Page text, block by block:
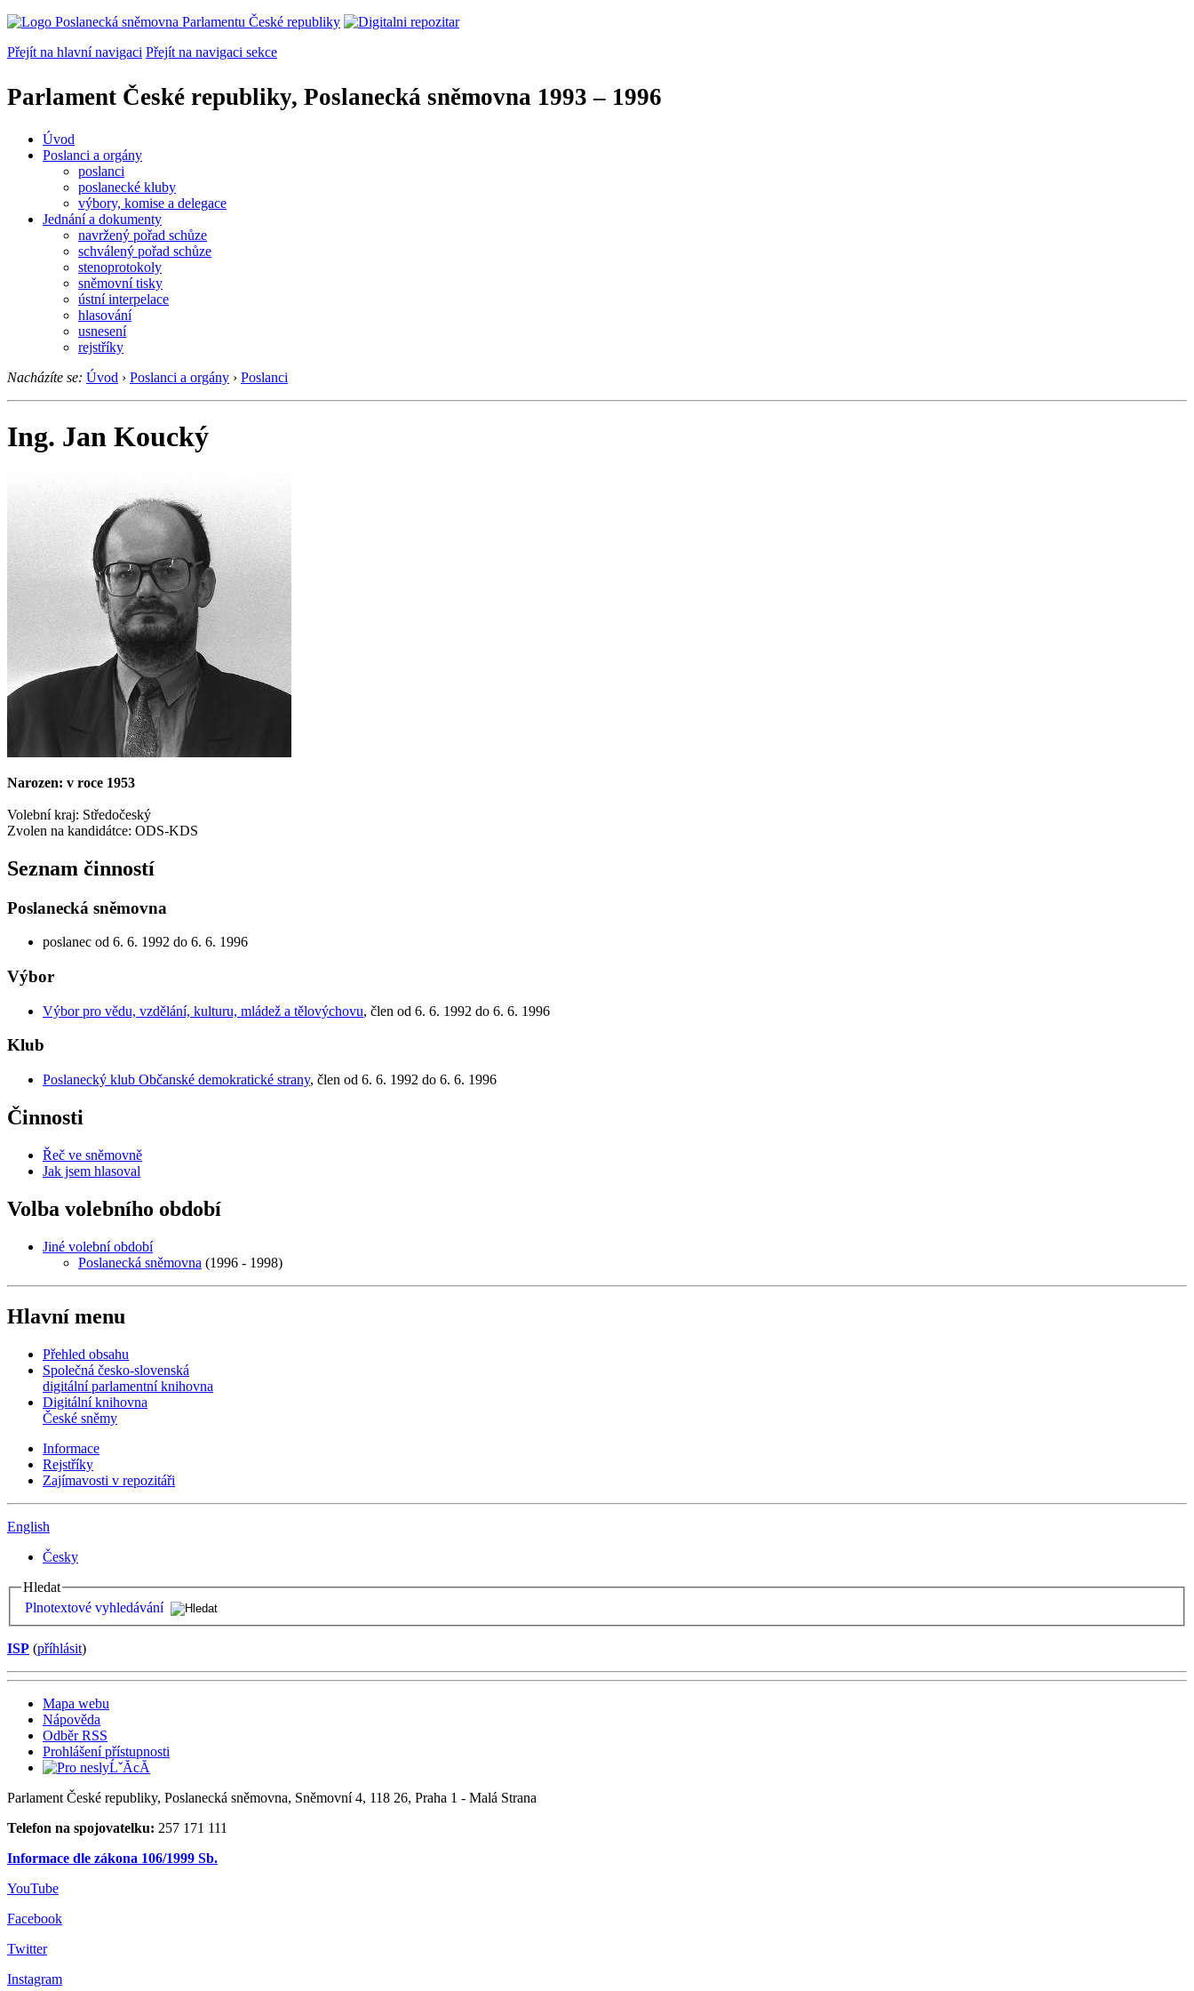
Přejít na hlavní navigaci Přejít na navigaci sekce
Parlament České republiky, Poslanecká sněmovna 1993 – 1996
Úvod
Poslanci a orgány
poslanci
poslanecké kluby
výbory, komise a delegace
Jednání a dokumenty
navržený pořad schůze
schválený pořad schůze
stenoprotokoly
sněmovní tisky
ústní interpelace
hlasování
usnesení
rejstříky
Nacházíte se: Úvod › Poslanci a orgány › Poslanci
Ing. Jan Koucký
Narozen: v roce 1953
Volební kraj: Středočeský
Zvolen na kandidátce: ODS-KDS
Seznam činností
Poslanecká sněmovna
poslanec od 6. 6. 1992 do 6. 6. 1996
Výbor
Výbor pro vědu, vzdělání, kulturu, mládež a tělovýchovu, člen od 6. 6. 1992 do 6. 6. 1996
Klub
Poslanecký klub Občanské demokratické strany, člen od 6. 6. 1992 do 6. 6. 1996
Činnosti
Řeč ve sněmovně
Jak jsem hlasoval
Volba volebního období
Jiné volební období
Poslanecká sněmovna (1996 - 1998)
Hlavní menu
Přehled obsahu
Společná česko-slovenská
digitální parlamentní knihovna
Digitální knihovna
České sněmy
Informace
Rejstříky
Zajímavosti v repozitáři
English
Česky
Hledat
Plnotextové vyhledávání
ISP (příhlásit)
Mapa webu
Nápověda
Odběr RSS
Prohlášení přístupnosti
Parlament České republiky, Poslanecká sněmovna, Sněmovní 4, 118 26, Praha 1 - Malá Strana
Telefon na spojovatelku: 257 171 111
Informace dle zákona 106/1999 Sb.
YouTube
Facebook
Twitter
Instagram